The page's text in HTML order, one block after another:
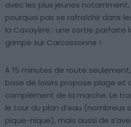
avec les plus jeunes notamment,
pourquoi pas se rafraîchir dans
la Cavayère : une sortie parfaite
grimpe sur Carcassonne !
À 15 minutes de route
base de loisirs propose plage et
complément de la marche. Le
le tour du plan d’eau (nombreux
pique-nique), mais aussi de